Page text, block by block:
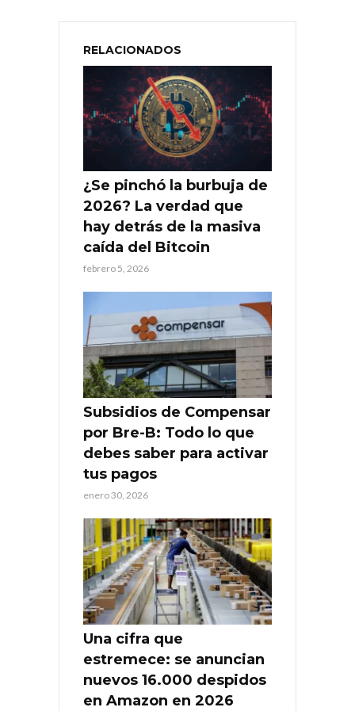
RELACIONADOS
¿Se pinchó la burbuja de
2026? La verdad que
hay detrás de la masiva
caída del Bitcoin
febrero 5, 2026
Subsidios de Compensar
por Bre-B: Todo lo que
debes saber para activar
tus pagos
enero 30, 2026
Una cifra que
estremece: se anuncian
nuevos 16.000 despidos
en Amazon en 2026